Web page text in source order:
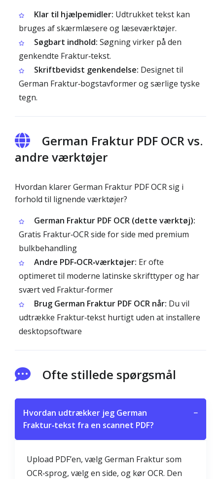
Klar til hjælpemidler: Udtrukket tekst kan
bruges af skærmlæsere og læseværktøjer.
Søgbart indhold: Søgning virker på den
genkendte Fraktur‑tekst.
Skriftbevidst genkendelse: Designet til
German Fraktur‑bogstavformer og særlige tyske
tegn.
German Fraktur PDF OCR vs.
andre værktøjer
Hvordan klarer German Fraktur PDF OCR sig i
forhold til lignende værktøjer?
German Fraktur PDF OCR (dette værktøj):
Gratis Fraktur‑OCR side for side med premium
bulkbehandling
Andre PDF‑OCR‑værktøjer: Er ofte
optimeret til moderne latinske skrifttyper og har
svært ved Fraktur‑former
Brug German Fraktur PDF OCR når: Du vil
udtrække Fraktur‑tekst hurtigt uden at installere
desktopsoftware
Ofte stillede spørgsmål
Hvordan udtrækker jeg German
Fraktur‑tekst fra en scannet PDF?
−
Upload PDF’en, vælg German Fraktur som
OCR‑sprog, vælg en side, og kør OCR. Den